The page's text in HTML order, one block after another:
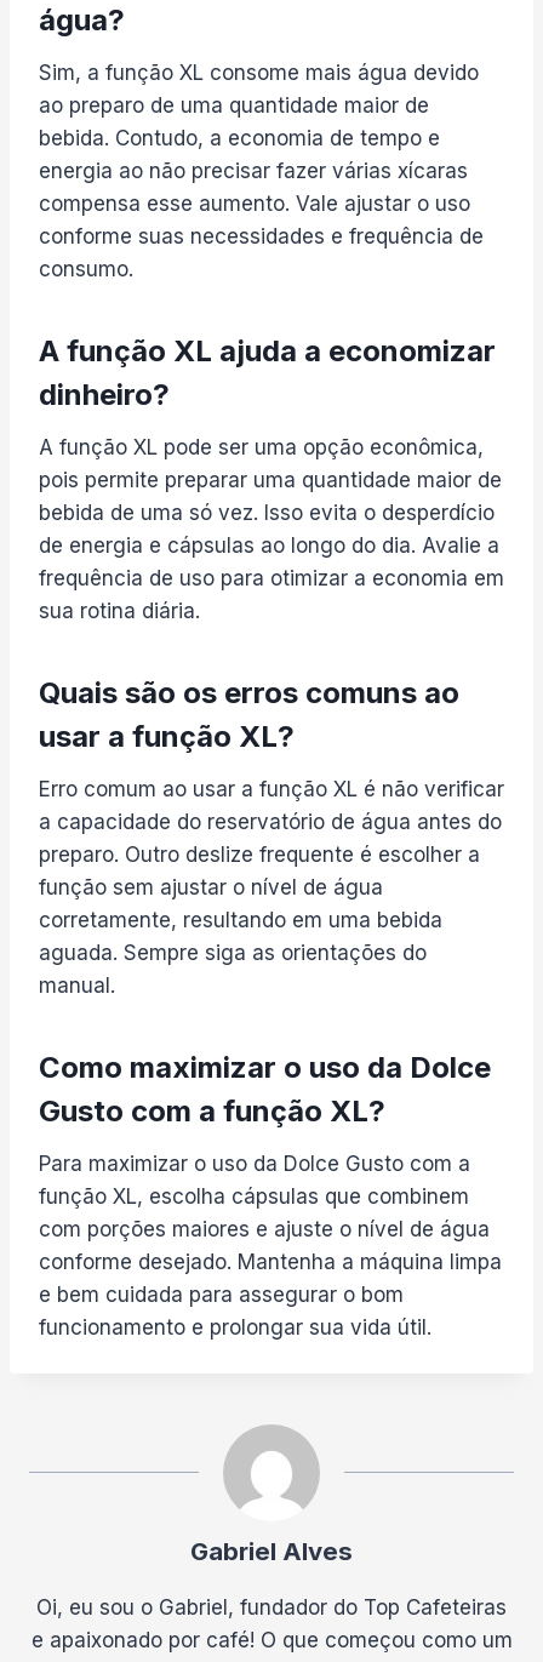
água?
Sim, a função XL consome mais água devido
ao preparo de uma quantidade maior de
bebida. Contudo, a economia de tempo e
energia ao não precisar fazer várias xícaras
compensa esse aumento. Vale ajustar o uso
conforme suas necessidades e frequência de
consumo.
A função XL ajuda a economizar
dinheiro?
A função XL pode ser uma opção econômica,
pois permite preparar uma quantidade maior de
bebida de uma só vez. Isso evita o desperdício
de energia e cápsulas ao longo do dia. Avalie a
frequência de uso para otimizar a economia em
sua rotina diária.
Quais são os erros comuns ao
usar a função XL?
Erro comum ao usar a função XL é não verificar
a capacidade do reservatório de água antes do
preparo. Outro deslize frequente é escolher a
função sem ajustar o nível de água
corretamente, resultando em uma bebida
aguada. Sempre siga as orientações do
manual.
Como maximizar o uso da Dolce
Gusto com a função XL?
Para maximizar o uso da Dolce Gusto com a
função XL, escolha cápsulas que combinem
com porções maiores e ajuste o nível de água
conforme desejado. Mantenha a máquina limpa
e bem cuidada para assegurar o bom
funcionamento e prolongar sua vida útil.
Gabriel Alves
Oi, eu sou o Gabriel, fundador do Top Cafeteiras
e apaixonado por café! O que começou como um